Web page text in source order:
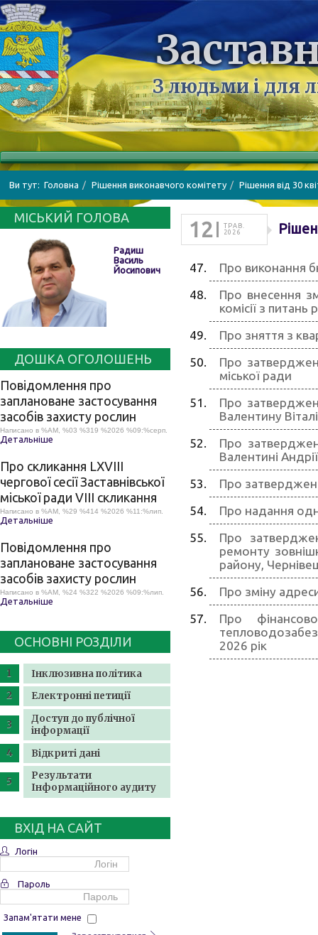
З людьми і для
Ви тут: Головна Рішення виконавчого комітету Рішення від 30
МІСЬКИЙ ГОЛОВА
Радиш
Василь
Йосипович
ДОШКА ОГОЛОШЕНЬ
Повідомлення про
заплановане застосування
засобів захисту рослин
Написано в %AM, %03 %319 %2026 %09:%серп.
Детальніше
Про скликання LХVІІІ
чергової сесії Заставнівської
міської ради VIII скликання
Написано в %AM, %29 %414 %2026 %11:%лип.
Детальніше
Повідомлення про
заплановане застосування
засобів захисту рослин
Написано в %AM, %24 %322 %2026 %09:%лип.
Детальніше
ОСНОВНІ РОЗДІЛИ
Інклюзивна політика
Електронні петиції
Доступ до публічної
інформації
Відкриті дані
Результати
Інформаційного аудиту
ВХІД НА САЙТ
Логін
Пароль
Запам'ятати мене
12
ТРАВ.
2026
Про виконання
Про внесення
комісії з питань
Про зняття з
Про
міської ради
Про
Валентину
Про
Валентині
Про
Про надання
Про
ремонту
району,
Про зміну
Про
2026 рік